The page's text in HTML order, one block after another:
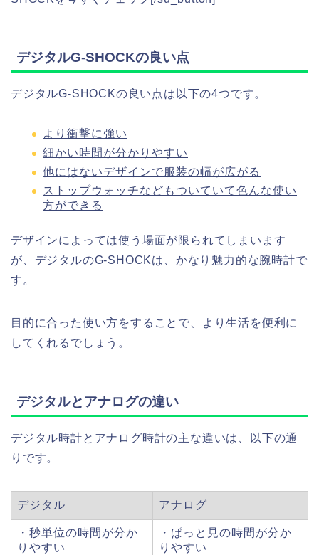
デジタルG-SHOCKの良い点
デジタルG-SHOCKの良い点は以下の4つです。
より衝撃に強い
細かい時間が分かりやすい
他にはないデザインで服装の幅が広がる
ストップウォッチなどもついていて色んな使い
方ができる
デザインによっては使う場面が限られてしまいます
が、デジタルのG-SHOCKは、かなり魅力的な腕時計で
す。
目的に合った使い方をすることで、より生活を便利に
してくれるでしょう。
デジタルとアナログの違い
デジタル時計とアナログ時計の主な違いは、以下の通
りです。
デジタル アナログ
・秒単位の時間が分か
りやすい
・ぱっと見の時間が分か
りやすい